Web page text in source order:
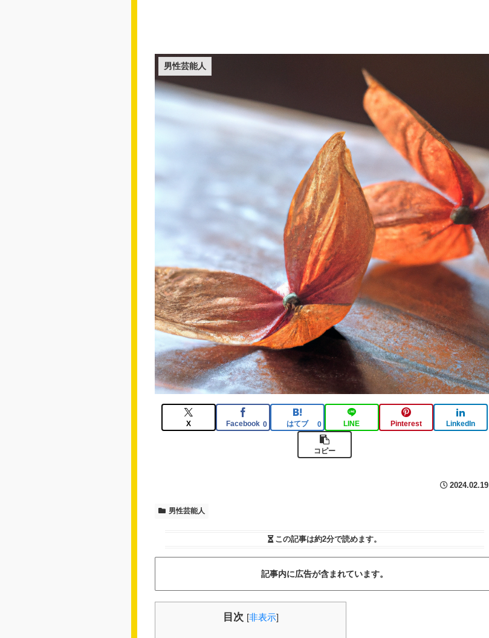
男性芸能人
X Facebook 0 はてブ 0 LINE Pinterest LinkedIn
コピー
2024.02.19
男性芸能人
この記事は約2分で読めます。
記事内に広告が含まれています。
目次 [非表示]